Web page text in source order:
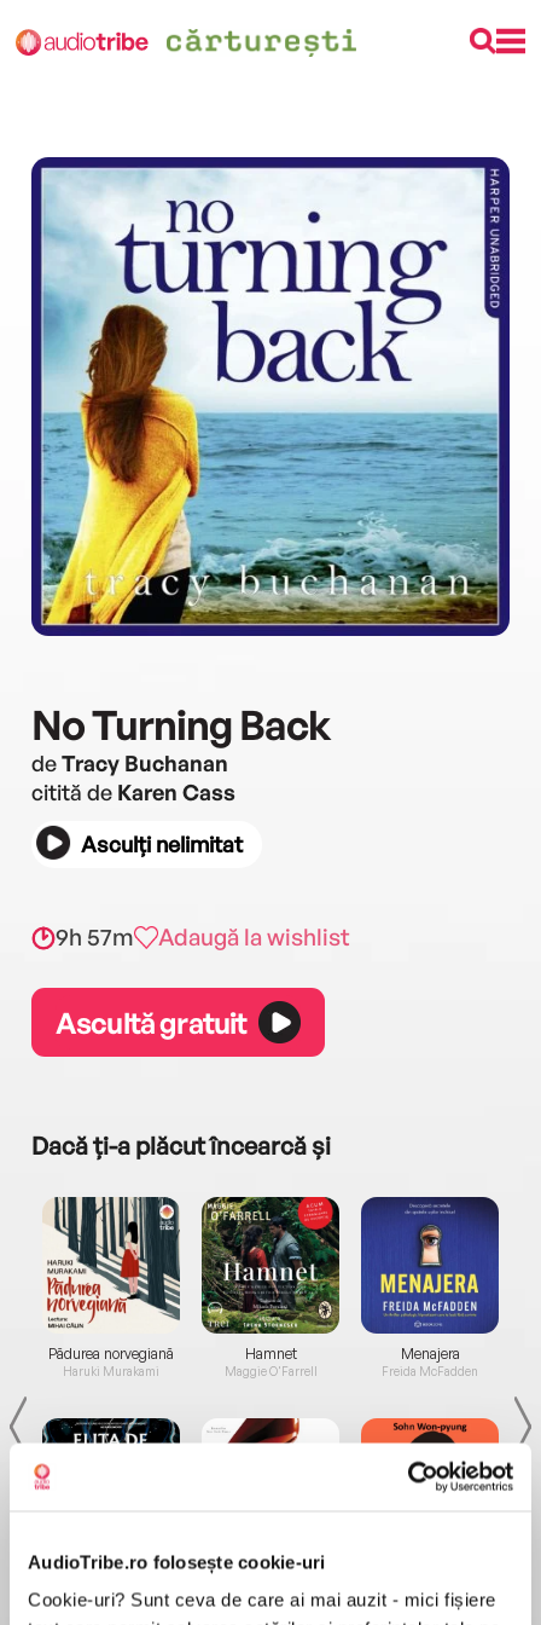
AudioTribe.ro folosește cookie-uri
Cookie-uri? Sunt ceva de care ai mai auzit - mici fișiere
No Turning Back
deTracy Buchanan
citită de Karen Cass
Asculți nelimitat
9h 57m Adaugă la wishlist
Ascultă gratuit
Dacă ți-a plăcut încearcă și
Pădurea norvegiană
Haruki Murakami
de...
Dani Francis
Hamnet
Maggie O'Farrell
Diavolul se îmbracă de
la...
Lauren Weisberger
Menajera
Freida McFadden
Sohn Won-pyung